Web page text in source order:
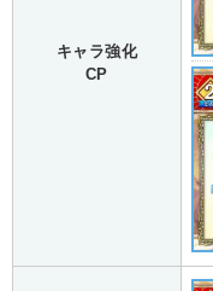
キャラ強化
CP